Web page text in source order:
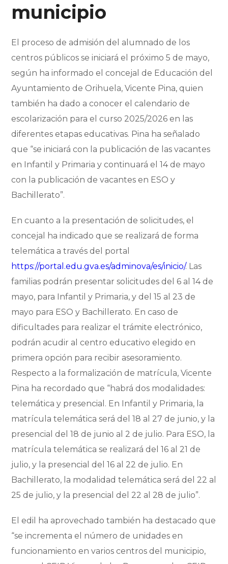
municipio
El proceso de admisión del alumnado de los
centros públicos se iniciará el próximo 5 de mayo,
según ha informado el concejal de Educación del
Ayuntamiento de Orihuela, Vicente Pina, quien
también ha dado a conocer el calendario de
escolarización para el curso 2025/2026 en las
diferentes etapas educativas. Pina ha señalado
que “se iniciará con la publicación de las vacantes
en Infantil y Primaria y continuará el 14 de mayo
con la publicación de vacantes en ESO y
Bachillerato”.
En cuanto a la presentación de solicitudes, el
concejal ha indicado que se realizará de forma
telemática a través del portal
https://portal.edu.gva.es/adminova/es/inicio/. Las
familias podrán presentar solicitudes del 6 al 14 de
mayo, para Infantil y Primaria, y del 15 al 23 de
mayo para ESO y Bachillerato. En caso de
dificultades para realizar el trámite electrónico,
podrán acudir al centro educativo elegido en
primera opción para recibir asesoramiento.
Respecto a la formalización de matrícula, Vicente
Pina ha recordado que “habrá dos modalidades:
telemática y presencial. En Infantil y Primaria, la
matrícula telemática será del 18 al 27 de junio, y la
presencial del 18 de junio al 2 de julio. Para ESO, la
matrícula telemática se realizará del 16 al 21 de
julio, y la presencial del 16 al 22 de julio. En
Bachillerato, la modalidad telemática será del 22 al
25 de julio, y la presencial del 22 al 28 de julio”.
El edil ha aprovechado también ha destacado que
“se incrementa el número de unidades en
funcionamiento en varios centros del municipio,